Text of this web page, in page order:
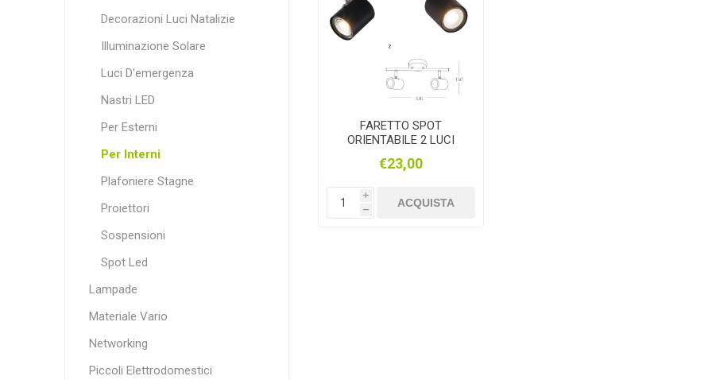
FARETTO SPOT
ORIENTABILE 2 LUCI
€23,00
i
h
ACQUISTA
Decorazioni Luci Natalizie
Illuminazione Solare
Luci D'emergenza
Nastri LED
Per Esterni
Per Interni
Plafoniere Stagne
Proiettori
Sospensioni
Spot Led
Lampade
Materiale Vario
Networking
Piccoli Elettrodomestici